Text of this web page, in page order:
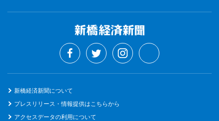
新橋経済新聞について
プレスリリース・情報提供はこちらから
アクセスデータの利用について